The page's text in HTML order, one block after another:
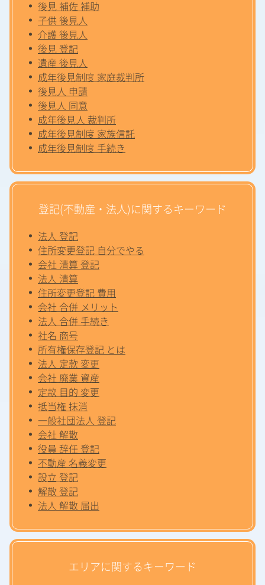
後見 補佐 補助
子供 後見人
介護 後見人
後見 登記
遺産 後見人
成年後見制度 家庭裁判所
後見人 申請
後見人 同意
成年後見人 裁判所
成年後見制度 家族信託
成年後見制度 手続き
登記(不動産・法人)に関するキーワード
法人 登記
住所変更登記 自分でやる
会社 清算 登記
法人 清算
住所変更登記 費用
会社 合併 メリット
法人 合併 手続き
社名 商号
所有権保存登記 とは
法人 定款 変更
会社 廃業 資産
定款 目的 変更
抵当権 抹消
一般社団法人 登記
会社 解散
役員 辞任 登記
不動産 名義変更
設立 登記
解散 登記
法人 解散 届出
エリアに関するキーワード